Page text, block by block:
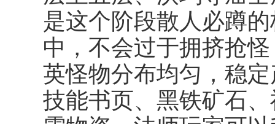
是这个阶段散人必蹲
中，不会过于拥挤抢
英怪物分布均匀，稳
技能书页、黑铁矿石